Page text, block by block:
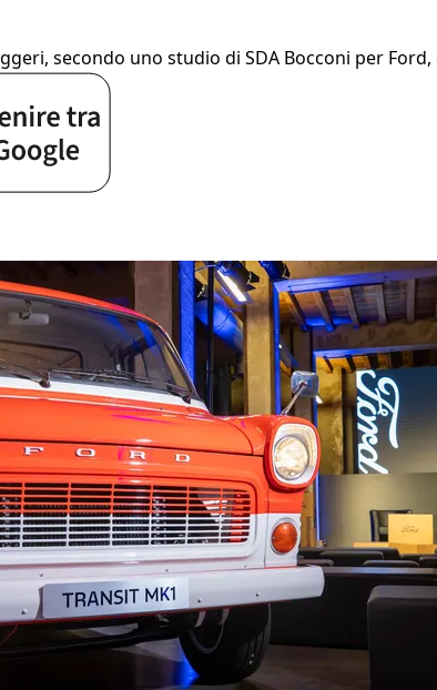
secondo uno studio di SDA Bocconi per